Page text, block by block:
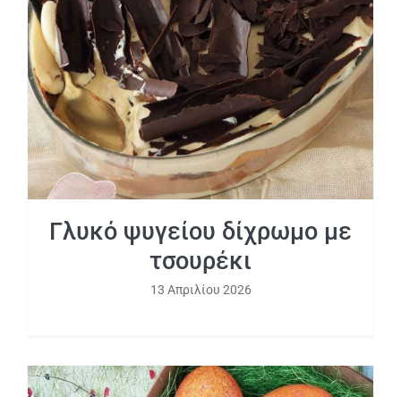
Γλυκό ψυγείου δίχρωμο με τσουρέκι
Γλυκό ψυγείου δίχρωμο με
τσουρέκι
13 Απριλίου 2026